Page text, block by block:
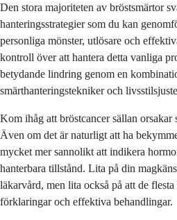
Den stora majoriteten av bröstsmärtor
hanteringsstrategier som du kan
personliga mönster, utlösare och
kontroll över att hantera detta vanliga
betydande lindring genom en
smärthanteringstekniker och
Kom ihåg att bröstcancer sällan orsakar
Även om det är naturligt att ha
mycket mer sannolikt att indikera
hanterbara tillstånd. Lita på din
läkarvård, men lita också på att de
förklaringar och effektiva behandlingar.